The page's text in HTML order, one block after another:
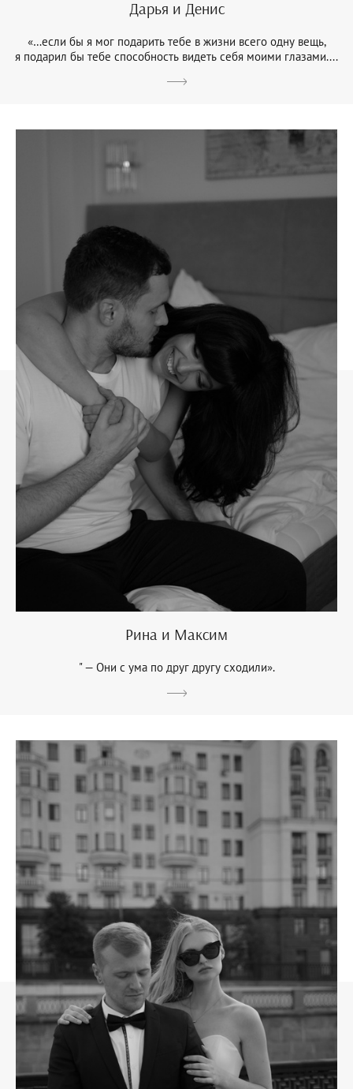
Дарья и Денис
«…если бы я мог подарить тебе в жизни всего одну вещь,
я подарил бы тебе способность видеть себя моими глазами....
Рина и Максим
" — Они с ума по друг другу сходили».